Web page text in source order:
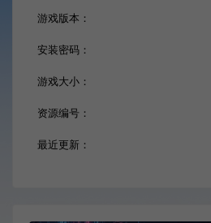
游戏版本：
安装密码：
游戏大小：
资源编号：
最近更新：